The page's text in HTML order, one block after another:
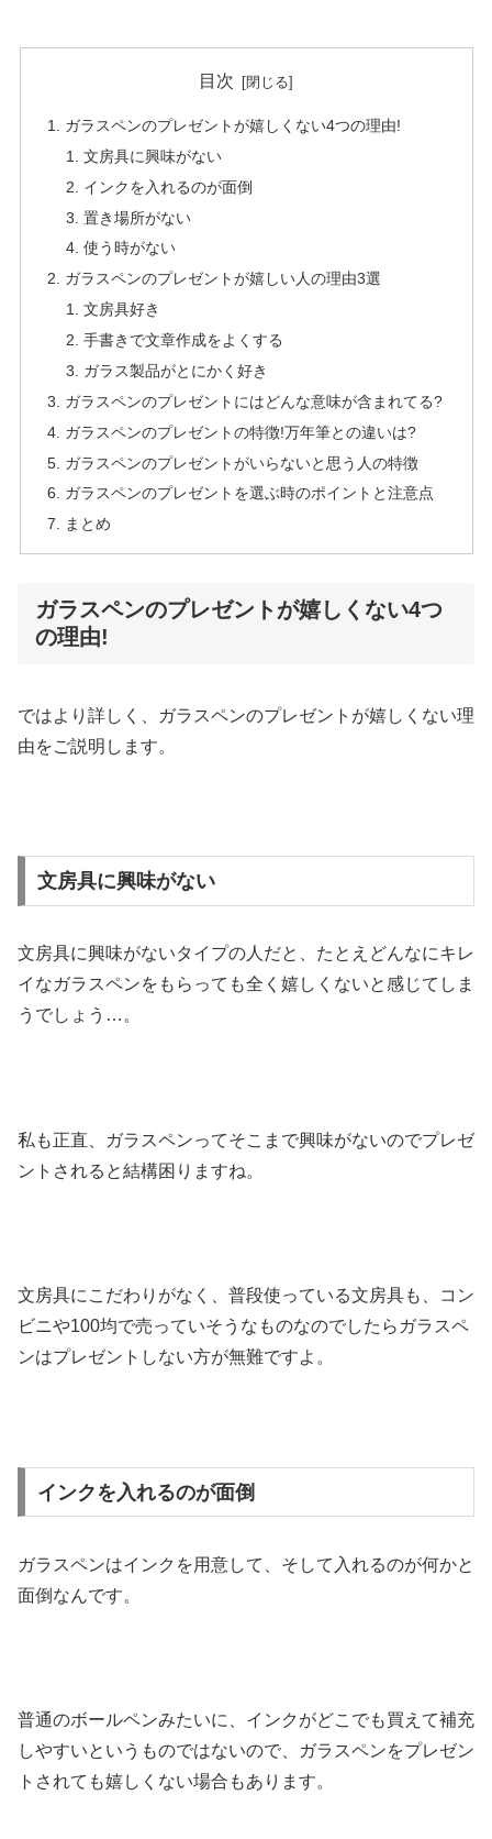
目次
ガラスペンのプレゼントが嬉しくない4つの理由!
文房具に興味がない
インクを入れるのが面倒
置き場所がない
使う時がない
ガラスペンのプレゼントが嬉しい人の理由3選
文房具好き
手書きで文章作成をよくする
ガラス製品がとにかく好き
ガラスペンのプレゼントにはどんな意味が含まれてる?
ガラスペンのプレゼントの特徴!万年筆との違いは?
ガラスペンのプレゼントがいらないと思う人の特徴
ガラスペンのプレゼントを選ぶ時のポイントと注意点
まとめ
ガラスペンのプレゼントが嬉しくない4つ
の理由!
ではより詳しく、ガラスペンのプレゼントが嬉しくない理
由をご説明します。
文房具に興味がない
文房具に興味がないタイプの人だと、たとえどんなにキレ
イなガラスペンをもらっても全く嬉しくないと感じてしま
うでしょう…。
私も正直、ガラスペンってそこまで興味がないのでプレゼ
ントされると結構困りますね。
文房具にこだわりがなく、普段使っている文房具も、コン
ビニや100均で売っていそうなものなのでしたらガラスペ
ンはプレゼントしない方が無難ですよ。
インクを入れるのが面倒
ガラスペンはインクを用意して、そして入れるのが何かと
面倒なんです。
普通のボールペンみたいに、インクがどこでも買えて補充
しやすいというものではないので、ガラスペンをプレゼン
トされても嬉しくない場合もあります。